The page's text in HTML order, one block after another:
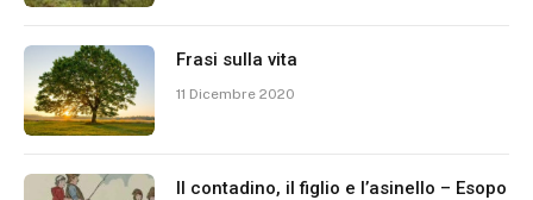
Frasi sulla vita
11 Dicembre 2020
Il contadino, il figlio e l’asinello – Esopo